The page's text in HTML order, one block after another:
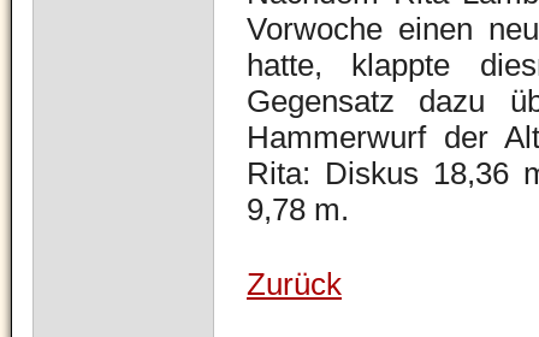
Vorwoche einen
hatte, klappte
Gegensatz dazu
Hammerwurf der
Rita: Diskus 18,36
9,78 m.
Zurück